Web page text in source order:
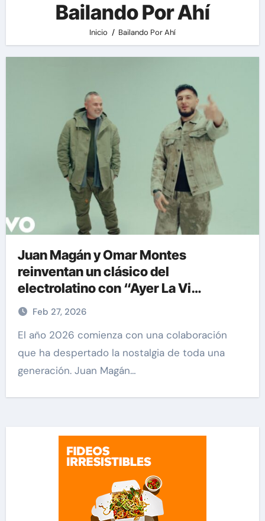
Bailando Por Ahí
Inicio Bailando Por Ahí
Juan Magán y Omar Montes
reinventan un clásico del
electrolatino con “Ayer La Vi
(BPA26)”
Feb 27, 2026
El año 2026 comienza con una colaboración
que ha despertado la nostalgia de toda una
generación. Juan Magán…